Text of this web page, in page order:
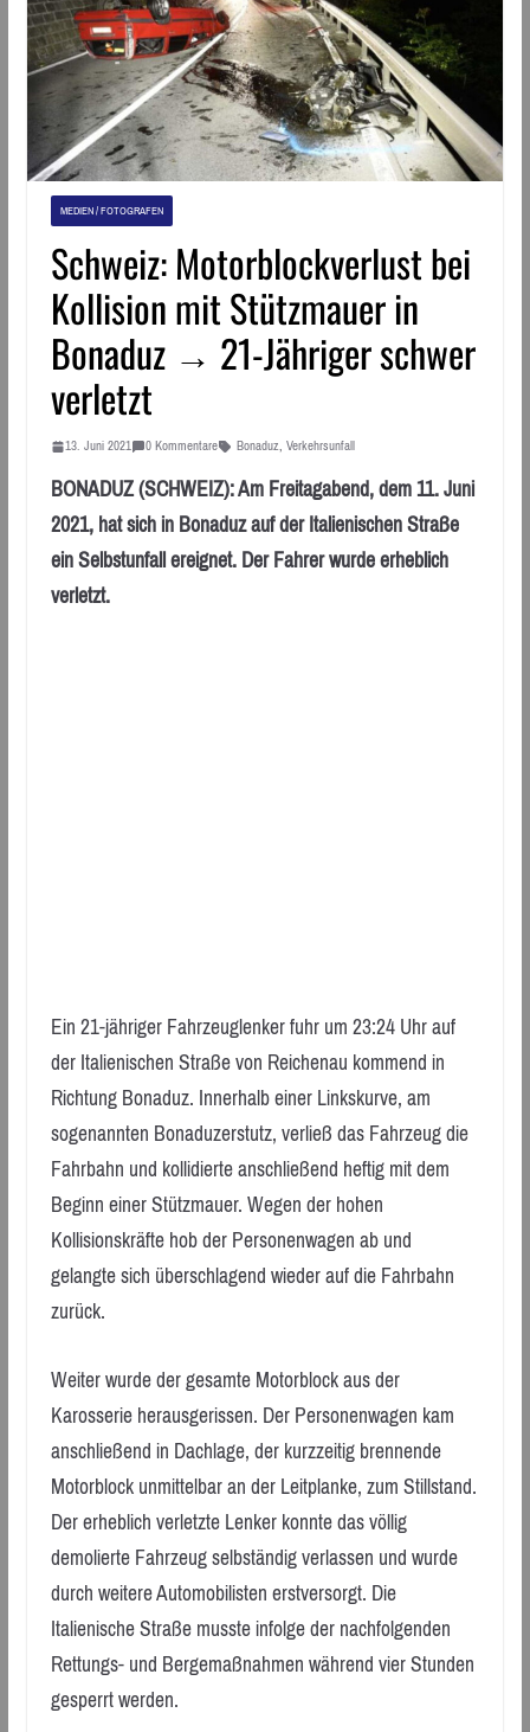
MEDIEN / FOTOGRAFEN
Schweiz: Motorblockverlust bei
Kollision mit Stützmauer in
Bonaduz → 21-Jähriger schwer
verletzt
13. Juni 2021 0 Kommentare Bonaduz, Verkehrsunfall
BONADUZ (SCHWEIZ): Am Freitagabend, dem 11. Juni
2021, hat sich in Bonaduz auf der Italienischen Straße
ein Selbstunfall ereignet. Der Fahrer wurde erheblich
verletzt.
Ein 21-jähriger Fahrzeuglenker fuhr um 23:24 Uhr auf
der Italienischen Straße von Reichenau kommend in
Richtung Bonaduz. Innerhalb einer Linkskurve, am
sogenannten Bonaduzerstutz, verließ das Fahrzeug die
Fahrbahn und kollidierte anschließend heftig mit dem
Beginn einer Stützmauer. Wegen der hohen
Kollisionskräfte hob der Personenwagen ab und
gelangte sich überschlagend wieder auf die Fahrbahn
zurück.
Weiter wurde der gesamte Motorblock aus der
Karosserie herausgerissen. Der Personenwagen kam
anschließend in Dachlage, der kurzzeitig brennende
Motorblock unmittelbar an der Leitplanke, zum Stillstand.
Der erheblich verletzte Lenker konnte das völlig
demolierte Fahrzeug selbständig verlassen und wurde
durch weitere Automobilisten erstversorgt. Die
Italienische Straße musste infolge der nachfolgenden
Rettungs- und Bergemaßnahmen während vier Stunden
gesperrt werden.